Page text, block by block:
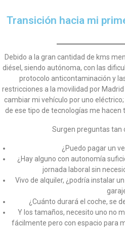
Transición hacia mi
Debido a la gran cantidad de kms
diésel, siendo autónoma, con las
protocolo anticontaminación y
restricciones a la movilidad por
cambiar mi vehículo por uno
de ese tipo de tecnologías me hacen
Surgen preguntas tan
¿Puedo pagar un
¿Hay alguno con autonomía
jornada laboral sin
Vivo de alquiler, ¿podría instalar
¿Cuánto durará el coche, se
Y los tamaños, necesito uno no
fácilmente pero con espacio para